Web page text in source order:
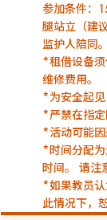
参加条件：
腿站立（建
监护人陪同。
*租借设备
维修费用。
*为安全起见
*严禁在指定
*活动可能因
*时间分配
时间。 请注
*如果教员
此情况下，